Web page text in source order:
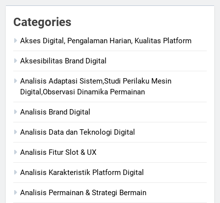
Categories
Akses Digital, Pengalaman Harian, Kualitas Platform
Aksesibilitas Brand Digital
Analisis Adaptasi Sistem,Studi Perilaku Mesin
Digital,Observasi Dinamika Permainan
Analisis Brand Digital
Analisis Data dan Teknologi Digital
Analisis Fitur Slot & UX
Analisis Karakteristik Platform Digital
Analisis Permainan & Strategi Bermain